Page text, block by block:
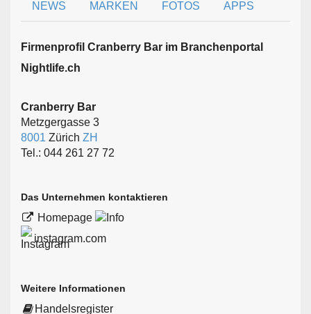
NEWS MARKEN FOTOS APPS
Firmen­profil Cranberry Bar im Branchen­portal
Nightlife.ch
Cranberry Bar
Metzgergasse 3
8001 Zürich ZH
Tel.: 044 261 27 72
Das Unternehmen kontaktieren
Homepage
instagram.com
Weitere Informationen
Handelsregister